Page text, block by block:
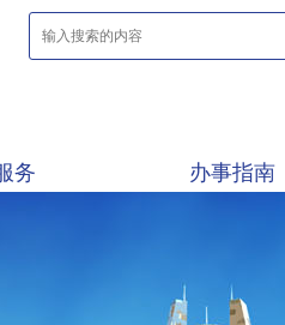
务 办事指南